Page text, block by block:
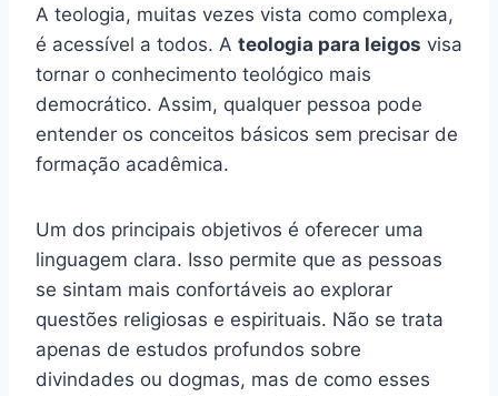
A teologia, muitas vezes vista como complexa,
é acessível a todos. A teologia para leigos visa
tornar o conhecimento teológico mais
democrático. Assim, qualquer pessoa pode
entender os conceitos básicos sem precisar de
formação acadêmica.
Um dos principais objetivos é oferecer uma
linguagem clara. Isso permite que as pessoas
se sintam mais confortáveis ao explorar
questões religiosas e espirituais. Não se trata
apenas de estudos profundos sobre
divindades ou dogmas, mas de como esses